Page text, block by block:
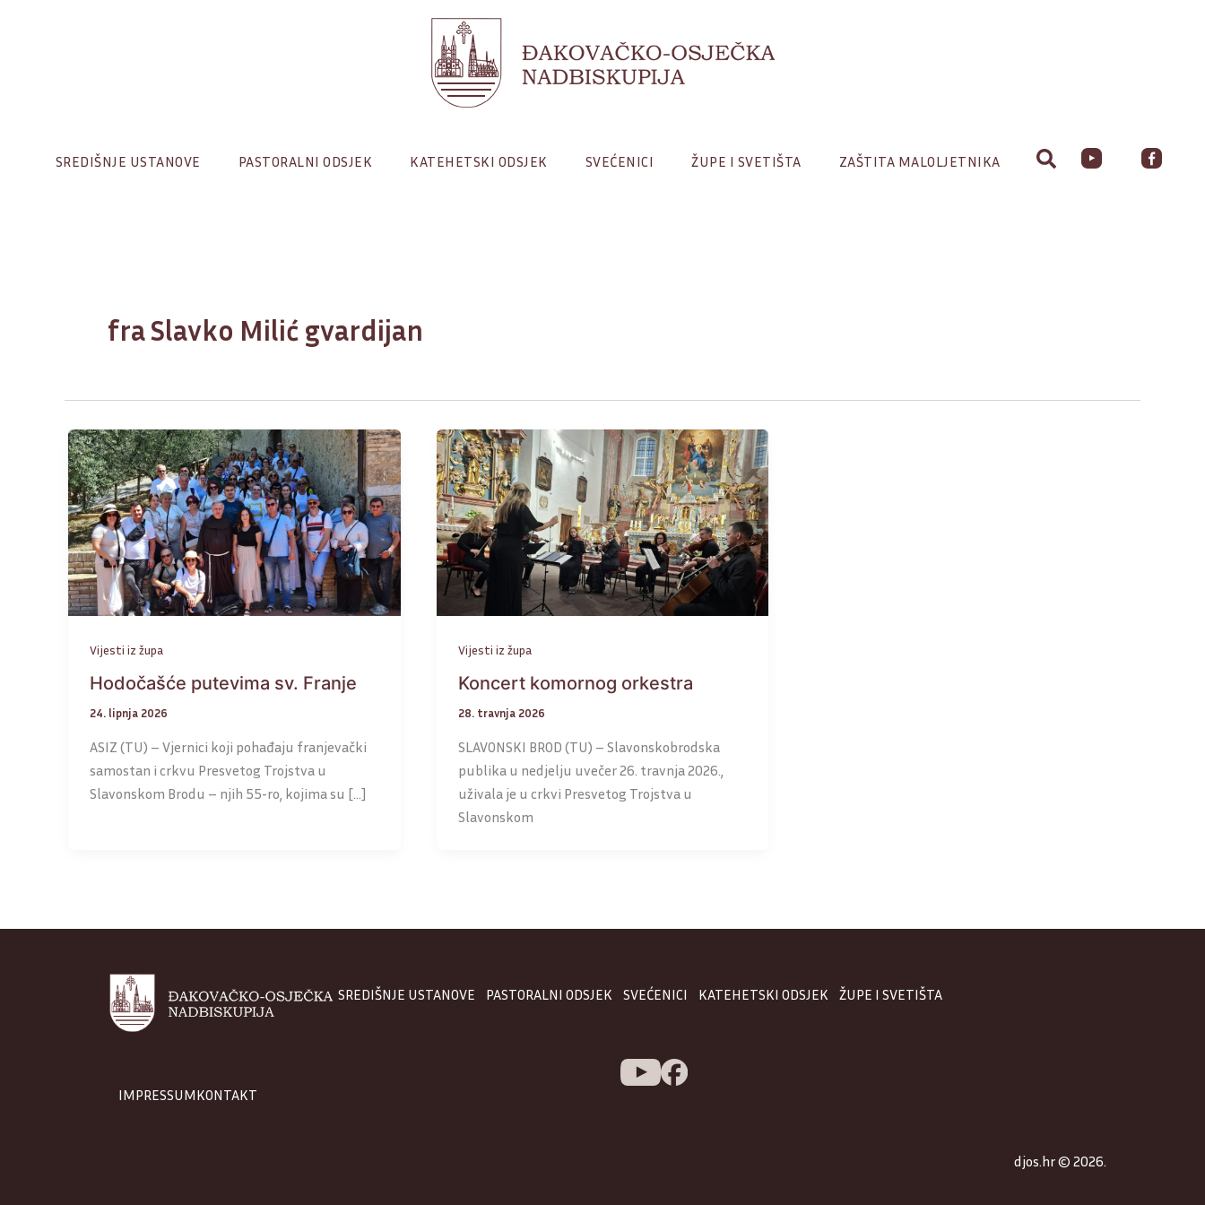
SREDIŠNJE USTANOVE PASTORALNI ODSJEK KATEHETSKI ODSJEK SVEĆENICI ŽUPE I SVETIŠTA ZAŠTITA MALOLJETNIKA
fra Slavko Milić gvardijan
Vijesti iz župa
Hodočašće putevima sv. Franje
24. lipnja 2026
ASIZ (TU) – Vjernici koji pohađaju franjevački
samostan i crkvu Presvetog Trojstva u
Slavonskom Brodu – njih 55-ro, kojima su […]
Vijesti iz župa
Koncert komornog orkestra
28. travnja 2026
SLAVONSKI BROD (TU) – Slavonskobrodska
publika u nedjelju uvečer 26. travnja 2026.,
uživala je u crkvi Presvetog Trojstva u
Slavonskom
SREDIŠNJE USTANOVE PASTORALNI ODSJEK SVEĆENICI KATEHETSKI ODSJEK ŽUPE I SVETIŠTA
IMPRESSUMKONTAKT
djos.hr © 2026.